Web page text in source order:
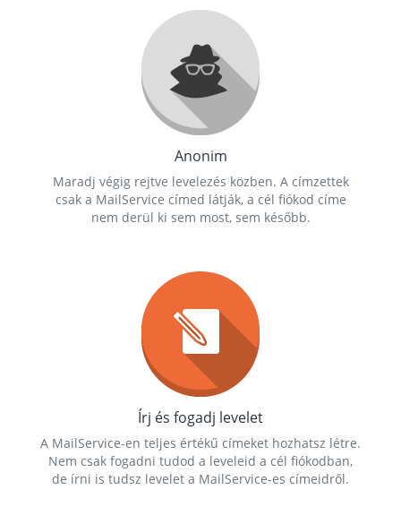
Anonim
Maradj végig rejtve levelezés közben. A címzettek
csak a MailService címed látják, a cél fiókod címe
nem derül ki sem most, sem később.
Írj és fogadj levelet
A MailService-en teljes értékű címeket hozhatsz létre.
Nem csak fogadni tudod a leveleid a cél fiókodban,
de írni is tudsz levelet a MailService-es címeidről.